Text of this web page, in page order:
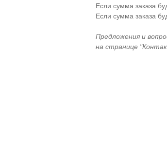
Если сумма заказа
Если сумма заказа
Предложения и
на странице